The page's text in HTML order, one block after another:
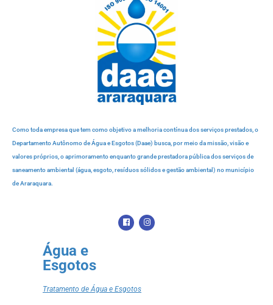
Como toda empresa que tem como objetivo a melhoria contínua dos serviços prestados, o
Departamento Autônomo de Água e Esgotos (Daae) busca, por meio da missão, visão e
valores próprios, o aprimoramento enquanto grande prestadora pública dos serviços de
saneamento ambiental (água, esgoto, resíduos sólidos e gestão ambiental) no município
de Araraquara.
Água e
Esgotos
Tratamento de Água e Esgotos